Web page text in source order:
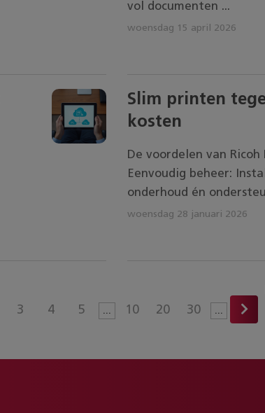
vol documenten ...
woensdag 15 april 2026
Slim printen
kosten
De voordelen van Ricoh
Eenvoudig beheer:
onderhoud én
woensdag 28 januari 2026
3 4 5 ... 10 20 30 ...